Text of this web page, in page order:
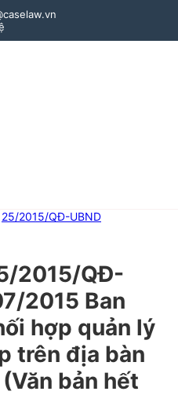
25/2015/QĐ-UBND
2015/QĐ-
2015 Ban
hợp quản lý
trên địa bàn
(Văn bản hết